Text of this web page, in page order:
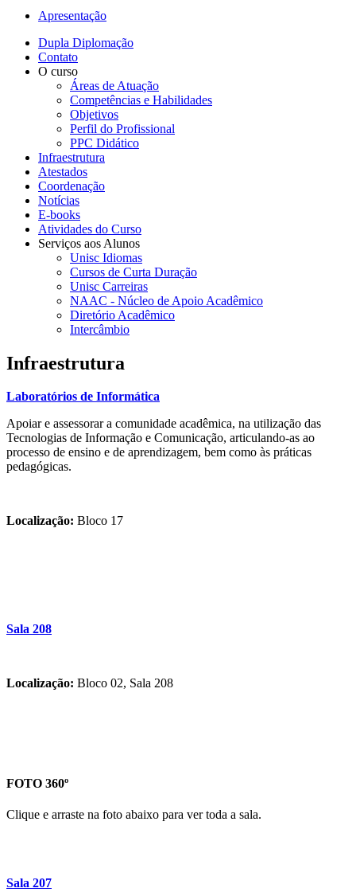
Apresentação
Dupla Diplomação
Contato
O curso
Áreas de Atuação
Competências e Habilidades
Objetivos
Perfil do Profissional
PPC Didático
Infraestrutura
Atestados
Coordenação
Notícias
E-books
Atividades do Curso
Serviços aos Alunos
Unisc Idiomas
Cursos de Curta Duração
Unisc Carreiras
NAAC - Núcleo de Apoio Acadêmico
Diretório Acadêmico
Intercâmbio
Infraestrutura
Laboratórios de Informática
Apoiar e assessorar a comunidade acadêmica, na utilização das
Tecnologias de Informação e Comunicação, articulando-as ao
processo de ensino e de aprendizagem, bem como às práticas
pedagógicas.
Localização: Bloco 17
Sala 208
Localização: Bloco 02, Sala 208
FOTO 360º
Clique e arraste na foto abaixo para ver toda a sala.
Sala 207